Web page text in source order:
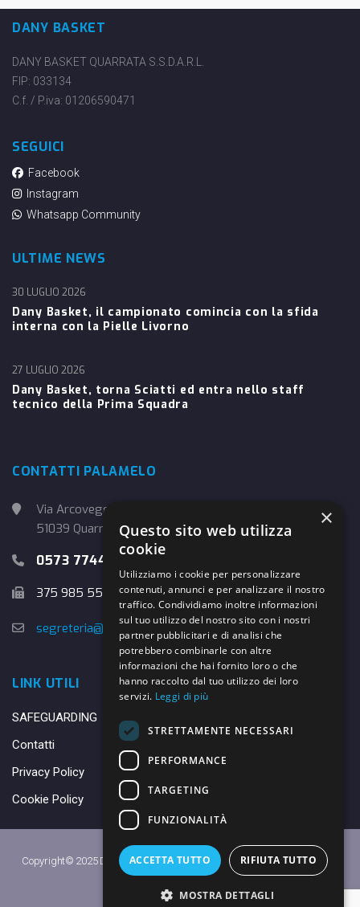
DANY BASKET
DANY BASKET QUARRATA S.S.D.A.R.L.
FIP: 033134
C.f. / P.iva: 01206590471
SEGUICI
Facebook
Instagram
Whatsapp Community
ULTIME NEWS
Dany Basket, il campionato comincia con la sfida
interna con la Pielle Livorno
30 LUGLIO 2026
Dany Basket, torna Sciatti ed entra nello staff
tecnico della Prima Squadra
27 LUGLIO 2026
CONTATTI PALAMELO
Via Arcoveggio, 4
51039 Quarrata (PT)
0573 774457
375 985 5526
segreteria@danybasket.it
LINK UTILI
SAFEGUARDING
Contatti
Privacy Policy
Cookie Policy
Copyright© 2025 DANY BASKET QUARRATA S.S.D.A.R.L. -Privacy Policy
Made with ♥ by
×
Questo sito web utilizza
cookie
Utilizziamo i cookie per personalizzare
contenuti, annunci e per analizzare il nostro
traffico. Condividiamo inoltre informazioni
sul tuo utilizzo del nostro sito con i nostri
partner pubblicitari e di analisi che
potrebbero combinarle con altre
informazioni che hai fornito loro o che
hanno raccolto dal tuo utilizzo dei loro
servizi. Leggi di più
STRETTAMENTE NECESSARI
PERFORMANCE
TARGETING
FUNZIONALITÀ
ACCETTA TUTTO RIFIUTA TUTTO
MOSTRA DETTAGLI